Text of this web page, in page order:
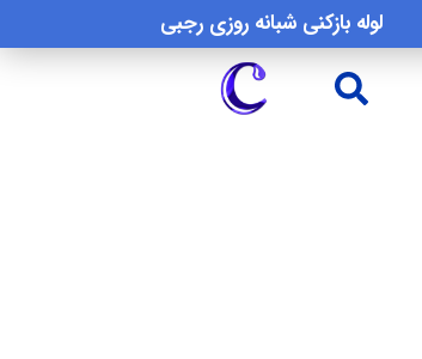
لوله بازکنی شبانه روزی رجبی